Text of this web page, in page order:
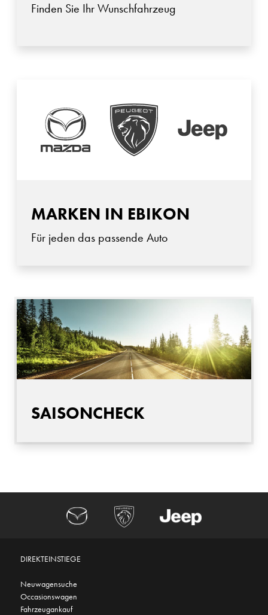
Finden Sie Ihr Wunschfahrzeug
MARKEN IN EBIKON
Für jeden das passende Auto
SAISONCHECK
DIREKTEINSTIEGE
Neuwagensuche
Occasionswagen
Fahrzeugankauf